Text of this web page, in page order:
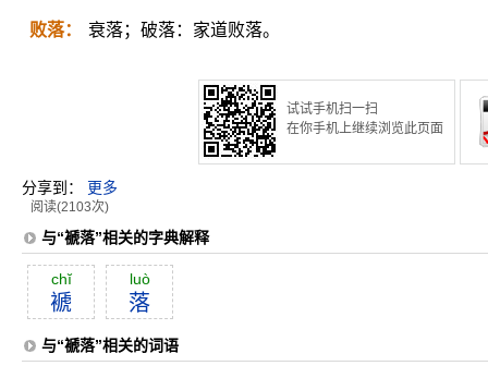
败落： 衰落；破落：家道败落。
试试手机扫一扫
在你手机上继续浏览此页面
分享到： 更多
阅读(2103次)
与“褫落”相关的字典解释
chĭ
褫
luò
落
与“褫落”相关的词语